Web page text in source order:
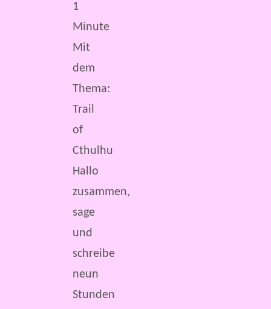
1
Minute
Mit
dem
Thema:
Trail
of
Cthulhu
Hallo
zusammen,
sage
und
schreibe
neun
Stunden